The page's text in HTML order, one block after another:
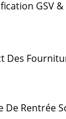
GSV &
Des
De Rentrée